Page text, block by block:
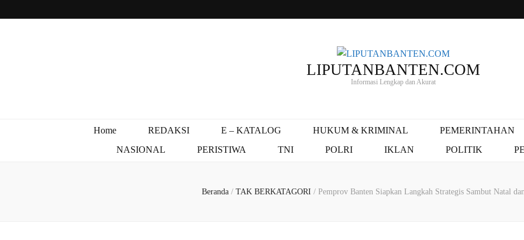
LIPUTANBANTEN.COM
Informasi Lengkap dan Akurat
Home REDAKSI E – KATALOG HUKUM & KRIMINAL
PEMERINTAHAN
NASIONAL
PERISTIWA TNI POLRI IKLAN POLITIK
Beranda / TAK BERKATAGORI / Pemprov Banten Siapkan Langkah Strategis Sambut Natal